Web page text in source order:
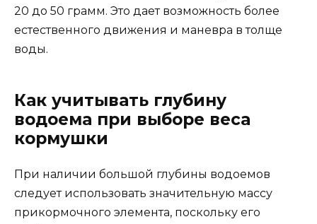
20 до 50 грамм. Это дает возможность более
естественного движения и маневра в толще
воды.
Как учитывать глубину
водоема при выборе веса
кормушки
При наличии большой глубины водоемов
следует использовать значительную массу
прикормочного элемента, поскольку его